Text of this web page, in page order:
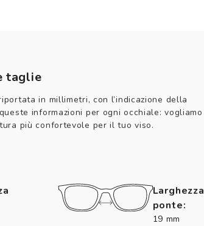
taglie
in millimetri, con l’indicazione della
informazioni per ogni occhiale: vogliamo
più confortevole per il tuo viso.
Larghezza
ponte:
19 mm